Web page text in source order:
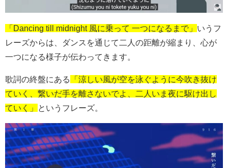
「Dancing till midnight 風に乗って 一つになるまで」 いうフ
レーズからは、ダンスを通じて二人の距離が縮まり、心が
一つになる様子が伝わってきます。
歌詞の終盤にある
「涼しい風が空を泳ぐように今吹き抜け
ていく、繋いだ手を離さないでよ、二人いま夜に駆け出し
ていく」
というフレーズ。